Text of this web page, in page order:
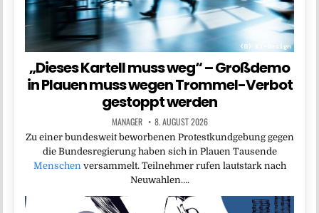
„Dieses Kartell muss weg“ – Großdemo
in Plauen muss wegen Trommel-Verbot
gestoppt werden
MANAGER 8. AUGUST 2026
Zu einer bundesweit beworbenen Protestkundgebung gegen
die Bundesregierung haben sich in Plauen Tausende
Menschen versammelt. Teilnehmer rufen lautstark nach
Neuwahlen….